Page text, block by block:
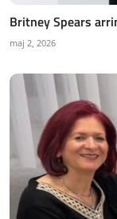
Britney Spears
maj 2, 2026